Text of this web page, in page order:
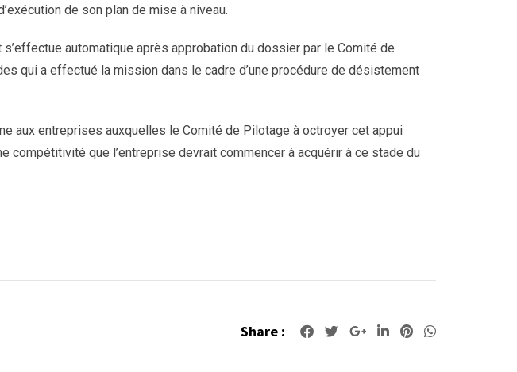
de son plan de mise à niveau.
automatique après approbation du dossier par le Comité de
qui a effectué la mission dans le cadre d’une procédure de désistement
aux entreprises auxquelles le Comité de Pilotage à octroyer cet appui
compétitivité que l’entreprise devrait commencer à acquérir à ce stade du
Share : Google+LinkedInPinterest
Whatsapp